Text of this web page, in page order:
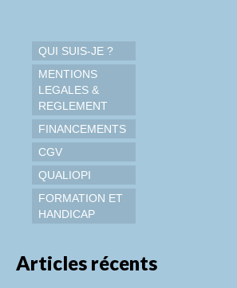
QUI SUIS-JE ?
MENTIONS
LEGALES &
REGLEMENT
FINANCEMENTS
CGV
QUALIOPI
FORMATION ET
HANDICAP
Articles récents